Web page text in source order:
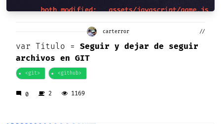
carterror //
var Título = Seguir y dejar de seguir
archivos en GIT
<git> <github>
mode_comment 0 2 1169